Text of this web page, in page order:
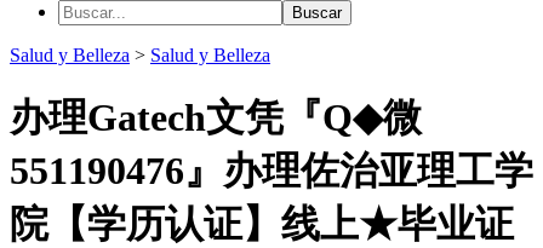
Salud y Belleza > Salud y Belleza
办理Gatech文凭『Q◆微
551190476』办理佐治亚理工学
院【学历认证】线上★毕业证